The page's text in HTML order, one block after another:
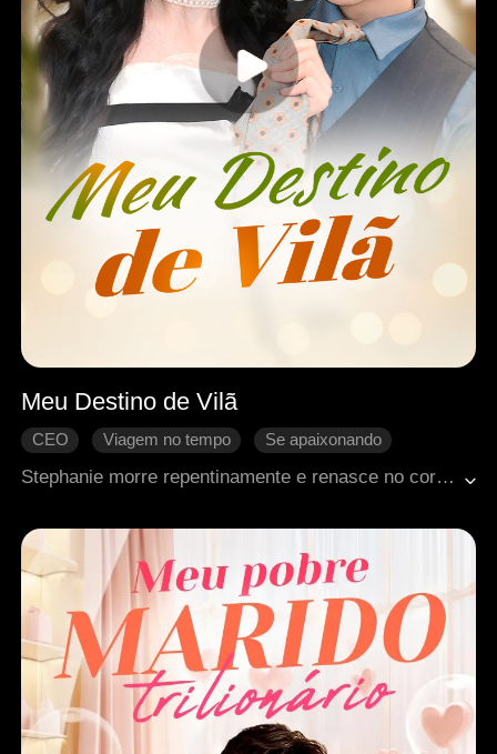
Meu Destino de Vilã
CEO Viagem no tempo
Se apaixonando
Stephanie morre repentinamente e renasce no corpo de uma personagem secundária de um romance que estava lendo. Por acaso, envolve-se com o antagonista, Saul, que descobre que ela pode aliviar sua doença e quer a leva para sua casa. Ao tentar escapar, é perseguida pelo protagonista masculino, e decide ficar com Saul. Para sobreviver, segue o enredo original, garantindo que ele não possa matá-la. No final, Stephanie evita seu destino fatal e inicia um novo capítulo ao lado de Saul.